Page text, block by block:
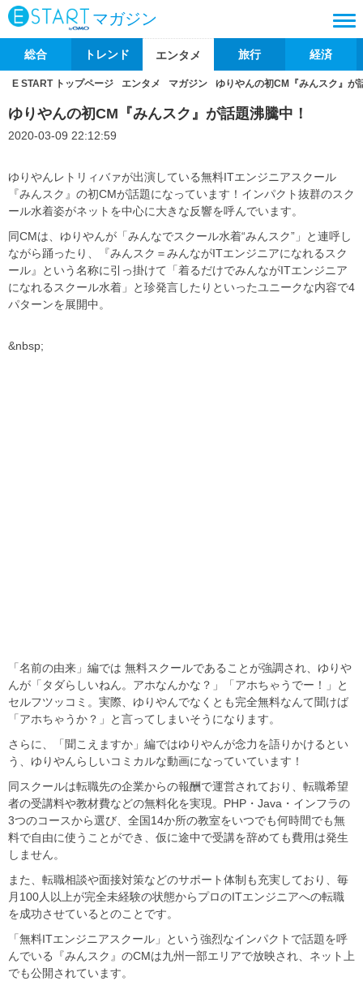
マガジン
総合 トレンド エンタメ 旅行 経済
E START トップページ エンタメ マガジン ゆりやんの初CM『みんスク』が
ゆりやんの初CM『みんスク』が話題沸騰中！
2020-03-09 22:12:59
ゆりやんレトリィバァが出演している無料ITエンジニアスクール
『みんスク』の初CMが話題になっています！インパクト抜群のスク
ール水着姿がネットを中心に大きな反響を呼んでいます。
同CMは、ゆりやんが「みんなでスクール水着“みんスク”」と連呼し
ながら踊ったり、『みんスク＝みんながITエンジニアになれるスク
ール』という名称に引っ掛けて「着るだけでみんながITエンジニア
になれるスクール水着」と珍発言したりといったユニークな内容で4
パターンを展開中。
&nbsp;
「名前の由来」編では 無料スクールであることが強調され、ゆりや
んが「タダらしいねん。アホなんかな？」「アホちゃうでー！」と
セルフツッコミ。実際、ゆりやんでなくとも完全無料なんて聞けば
「アホちゃうか？」と言ってしまいそうになります。
さらに、「聞こえますか」編ではゆりやんが念力を語りかけるとい
う、ゆりやんらしいコミカルな動画になっていています！
同スクールは転職先の企業からの報酬で運営されており、転職希望
者の受講料や教材費などの無料化を実現。PHP・Java・インフラの
3つのコースから選び、全国14か所の教室をいつでも何時間でも無
料で自由に使うことができ、仮に途中で受講を辞めても費用は発生
しません。
また、転職相談や面接対策などのサポート体制も充実しており、毎
月100人以上が完全未経験の状態からプロのITエンジニアへの転職
を成功させているとのことです。
「無料ITエンジニアスクール」という強烈なインパクトで話題を呼
んでいる『みんスク』のCMは九州一部エリアで放映され、ネット上
でも公開されています。